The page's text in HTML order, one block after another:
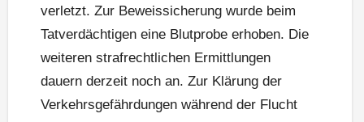
verletzt. Zur Beweissicherung wurde beim
Tatverdächtigen eine Blutprobe erhoben. Die
weiteren strafrechtlichen Ermittlungen
dauern derzeit noch an. Zur Klärung der
Verkehrsgefährdungen während der Flucht